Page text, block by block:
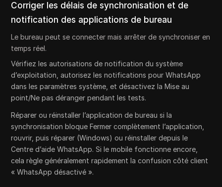
Corriger les délais de synchronisation et de
notification des applications de bureau
Le bureau peut se connecter mais arrêter de synchroniser en
temps réel.
Vérifiez les autorisations de notification du système
d’exploitation, autorisez les notifications pour WhatsApp
dans les paramètres système, et désactivez la Mise au
point/Ne pas déranger pendant les tests.
Réparer ou réinstaller l’application de bureau si la
synchronisation bloque Fermer complètement l’application,
rouvrir, puis réparer (Windows) ou réinstaller depuis le
Centre d’aide WhatsApp. Si le mobile fonctionne encore,
cela règle généralement rapidement la confusion côté client
« WhatsApp désactivé ».